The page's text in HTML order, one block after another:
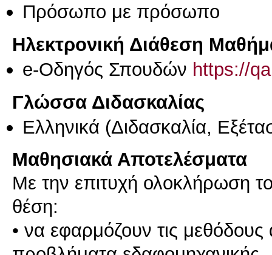
Πρόσωπο με πρόσωπο
Ηλεκτρονική Διάθεση
e-Οδηγός Σπουδών https://
Γλώσσα Διδασκαλίας
Ελληνικά (Διδασκαλία,
Μαθησιακά Αποτελέσματα
Με την επιτυχή ολοκλήρωση
θέση:
• να εφαρμόζουν τις